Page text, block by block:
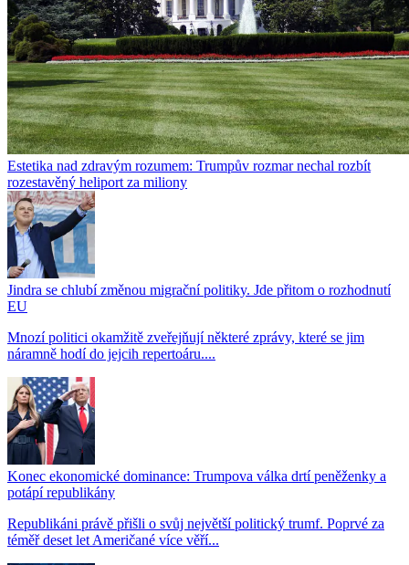
Estetika nad zdravým rozumem: Trumpův rozmar nechal rozbít
rozestavěný heliport za miliony
Jindra se chlubí změnou migrační politiky. Jde přitom o rozhodnutí
EU
Mnozí politici okamžitě zveřejňují některé zprávy, které se jim
náramně hodí do jejcih repertoáru....
Konec ekonomické dominance: Trumpova válka drtí peněženky a
potápí republikány
Republikáni právě přišli o svůj největší politický trumf. Poprvé za
téměř deset let Američané více věří...